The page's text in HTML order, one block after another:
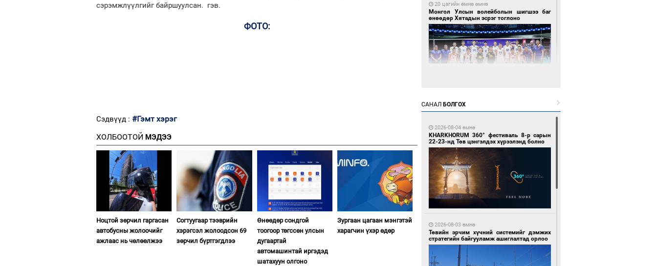
сэрэмжлүүлгийг байршуулсан. гэв.
ФОТО:
Сэдвүүд : #Гэмт хэрэг
ХОЛБООТОЙ МЭДЭЭ
Ноцтой зөрчил гаргасан
автобусны жолоочийг
ажлаас нь чөлөөлжээ
Согтуугаар тээврийн
хэрэгсэл жолоодсон 69
зөрчил бүртгэгдлээ
Өнөөдөр сондгой
тоогоор төгссөн улсын
дугаартай
автомашинтай иргэдэд
шатахуун олгоно
Зургаан цагаан мэнгэтэй
харагчин үхэр өдөр
20 цагийн өмнө өмнө
Монгол Улсын волейболын шигшээ баг
өнөөдөр Хятадын эсрэг тоглоно
20 цагийн өмнө өмнө
САНАЛ БОЛГОХ
2026-08-04 өмнө
KHARKHORUM 360° фестиваль 8-р сарын
22-23-нд Төв цэнгэлдэх хүрээлэнд болно
2026-08-03 өмнө
Төвийн эрчим хүчний системийг дэмжих
стратегийн байгууламж ашиглалтад орлоо